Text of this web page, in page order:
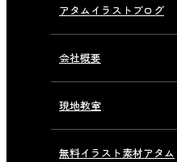
アタムイラストブログ
会社概要
現地教室
無料イラスト素材アタム